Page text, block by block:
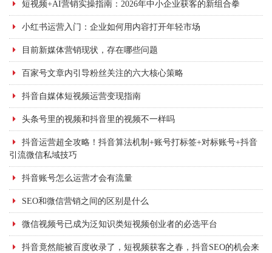
短视频+AI营销实操指南：2026年中小企业获客的新组合拳
小红书运营入门：企业如何用内容打开年轻市场
目前新媒体营销现状，存在哪些问题
百家号文章内引导粉丝关注的六大核心策略
抖音自媒体短视频运营变现指南
头条号里的视频和抖音里的视频不一样吗
抖音运营超全攻略！抖音算法机制+账号打标签+对标账号+抖音
引流微信私域技巧
抖音账号怎么运营才会有流量
SEO和微信营销之间的区别是什么
微信视频号已成为泛知识类短视频创业者的必选平台
抖音竟然能被百度收录了，短视频获客之春，抖音SEO的机会来